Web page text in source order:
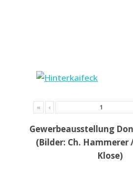
« ‹
Gewerbeausstellung
(Bilder: Ch. Hammerer
Klose)